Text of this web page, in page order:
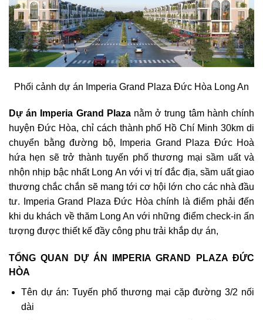
Phối cảnh dự án Imperia Grand Plaza Đức Hòa Long An
Dự án Imperia Grand Plaza nằm ở trung tâm hành chính
huyện Đức Hòa, chỉ cách thành phố Hồ Chí Minh 30km di
chuyển bằng đường bộ, Imperia Grand Plaza Đức Hoà
hứa hẹn sẽ trở thành tuyến phố thương mại sầm uất và
nhộn nhịp bậc nhất Long An với vị trí đắc địa, sầm uất giao
thương chắc chắn sẽ mang tới cơ hội lớn cho các nhà đầu
tư. Imperia Grand Plaza Đức Hòa chính là điểm phải đến
khi du khách về thăm Long An với những điểm check-in ấn
tượng được thiết kế đầy công phu trải khắp dự án,
TỔNG QUAN DỰ ÁN IMPERIA GRAND PLAZA ĐỨC
HÒA
Tên dự án: Tuyến phố thương mại cặp đường 3/2 nối
dài